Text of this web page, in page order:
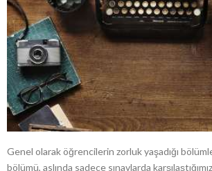
Genel olarak öğrencilerin zorluk yaşadığı
bölümü, aslında sadece sınavlarda